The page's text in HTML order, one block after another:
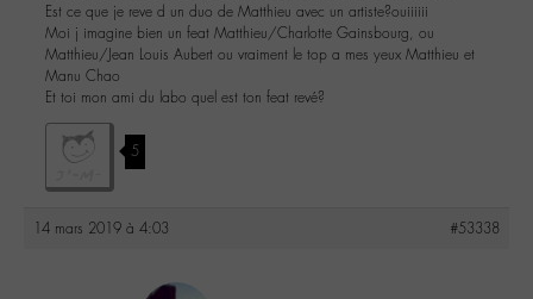
Est ce que je reve d un duo de Matthieu avec un artiste?ouiiiiii
Moi j imagine bien un feat Matthieu/Charlotte Gainsbourg, ou
Matthieu/Jean Louis Aubert ou vraiment le top a mes yeux Matthieu et
Manu Chao
Et toi mon ami du labo quel est ton feat revé?
5
14 mars 2019 à 4:03 #53338